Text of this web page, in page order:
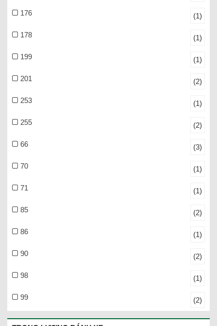
176 (1)
178 (1)
199 (1)
201 (2)
253 (1)
255 (2)
66 (3)
70 (1)
71 (1)
85 (2)
86 (1)
90 (2)
98 (1)
99 (2)